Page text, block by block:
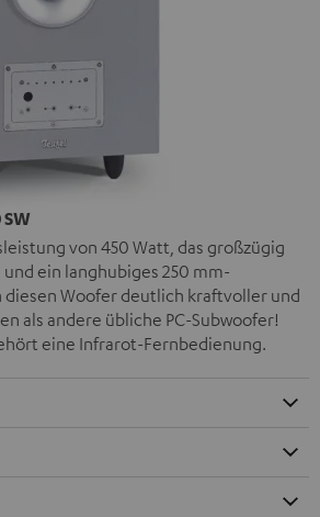
von 450 Watt, das großzügig
ein langhubiges 250 mm-
diesen Woofer deutlich kraftvoller und
als andere übliche PC-Subwoofer!
eine Infrarot-Fernbedienung.